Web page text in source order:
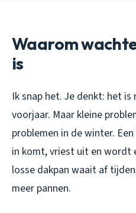
Waarom
is
Ik snap het. Je denkt: het
voorjaar. Maar kleine
problemen in de winter.
in komt, vriest uit en wordt
losse dakpan waait af
meer pannen.